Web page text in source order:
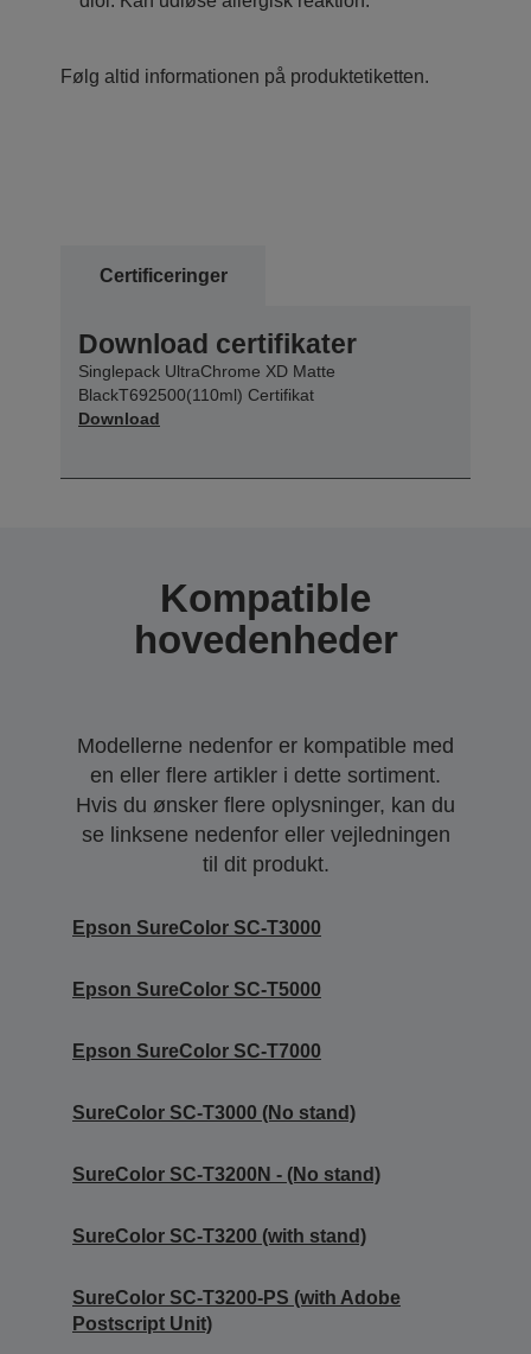
Følg altid informationen på produktetiketten.
Certificeringer
Download certifikater
Singlepack UltraChrome XD Matte
BlackT692500(110ml) Certifikat
Download
Kompatible
hovedenheder
Modellerne nedenfor er kompatible med
en eller flere artikler i dette sortiment.
Hvis du ønsker flere oplysninger, kan du
se linksene nedenfor eller vejledningen
til dit produkt.
Epson SureColor SC-T3000
Epson SureColor SC-T5000
Epson SureColor SC-T7000
SureColor SC-T3000 (No stand)
SureColor SC-T3200N - (No stand)
SureColor SC-T3200 (with stand)
SureColor SC-T3200-PS (with Adobe
Postscript Unit)